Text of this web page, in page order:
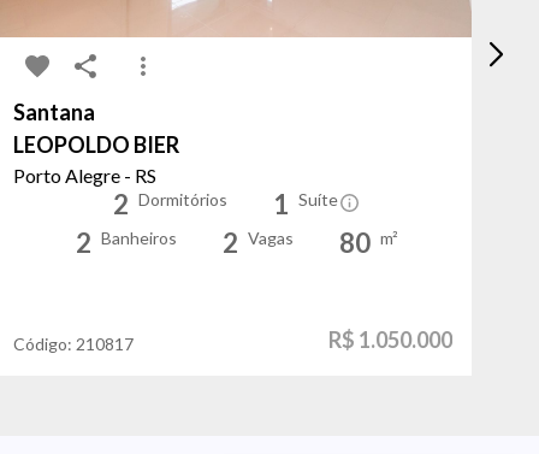
Santana
LEOPOLDO BIER
Porto Alegre - RS
2 Dormitórios 1 Suíte
2 Banheiros 2 Vagas 80 m²
Código: 210817 R$ 1.050.000